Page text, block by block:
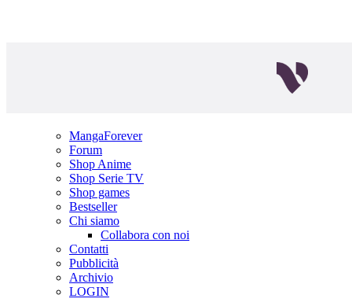
MangaForever
Forum
Shop Anime
Shop Serie TV
Shop games
Bestseller
Chi siamo
Collabora con noi
Contatti
Pubblicità
Archivio
LOGIN